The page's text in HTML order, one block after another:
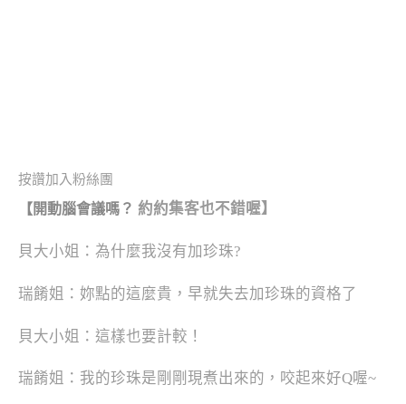
按讚加入粉絲團
【開動腦會議嗎？ 約約集客也不錯喔】
貝大小姐：為什麼我沒有加珍珠?
瑞餚姐：妳點的這麼貴，早就失去加珍珠的資格了
貝大小姐：這樣也要計較！
瑞餚姐：我的珍珠是剛剛現煮出來的，咬起來好Q喔~